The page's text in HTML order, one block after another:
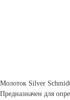
Молоток Silver
Предназначен для